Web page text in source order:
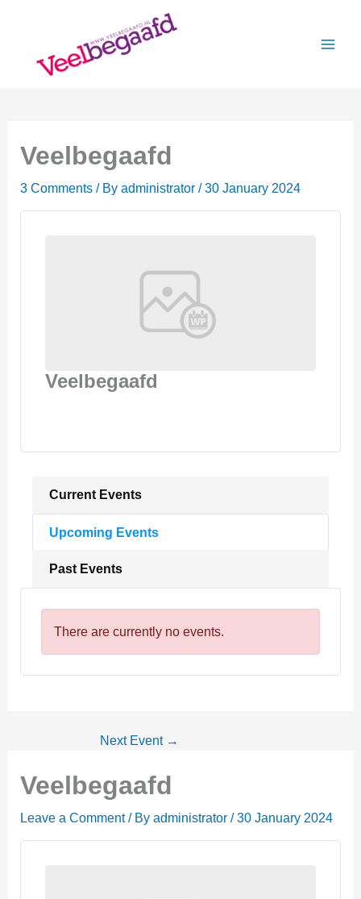
Veelbegaafd
3 Comments / By administrator /30 January 2024
Veelbegaafd
Current Events
Upcoming Events
Past Events
There are currently no events.
Next Event →
Veelbegaafd
Leave a Comment / By administrator /30 January 2024